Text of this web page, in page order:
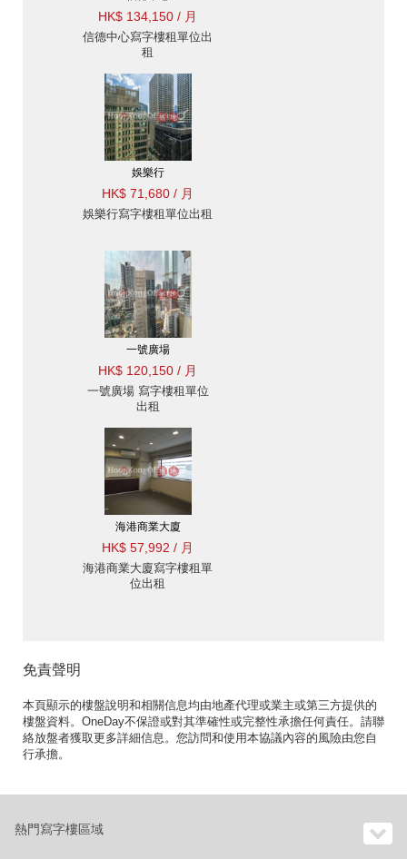
HK$ 134,150 / 月
信德中心寫字樓租單位出
租
娛樂行
HK$ 71,680 / 月
娛樂行寫字樓租單位出租
一號廣場
HK$ 120,150 / 月
一號廣場 寫字樓租單位
出租
海港商業大廈
HK$ 57,992 / 月
海港商業大廈寫字樓租單
位出租
免責聲明
本頁顯示的樓盤說明和相關信息均由地產代理或業主或第三方提供的
樓盤資料。OneDay不保證或對其準確性或完整性承擔任何責任。請聯
絡放盤者獲取更多詳細信息。您訪問和使用本協議內容的風險由您自
行承擔。
熱門寫字樓區域